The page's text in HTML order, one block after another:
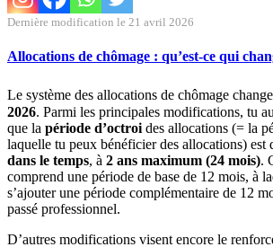
Dernière modification le 21 avril 2026
Allocations de chômage : qu’est-ce qui
Le système des allocations de chômage
2026. Parmi les principales modifications, tu
que la période d’octroi des allocations (= la
laquelle tu peux bénéficier des allocations) est
dans le temps, à 2 ans maximum (24 mois).
comprend une période de base de 12 mois, à
s’ajouter une période complémentaire de 12
passé professionnel.
D’autres modifications visent encore le